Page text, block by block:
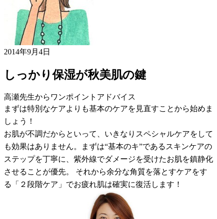
2014年9月4日
しっかり保湿が秋美肌の鍵
高瀬先生からワンポイントアドバイス
まずは特別なケアよりも基本のケアを見直すことから始めま
しょう！
お肌が不調だからといって、いきなりスペシャルケアをして
も効果はありません。まずは“基本のキ”であるスキンケアの
ステップを丁寧に、紫外線でダメージを受けたお肌を鎮静化
させることが優先。 それから余分な角質を落とすケアをす
る「２段階ケア」でお疲れ肌は確実に復活します！